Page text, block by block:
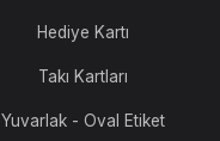
Hediye Kartı
Takı Kartları
Yuvarlak - Oval Etiket